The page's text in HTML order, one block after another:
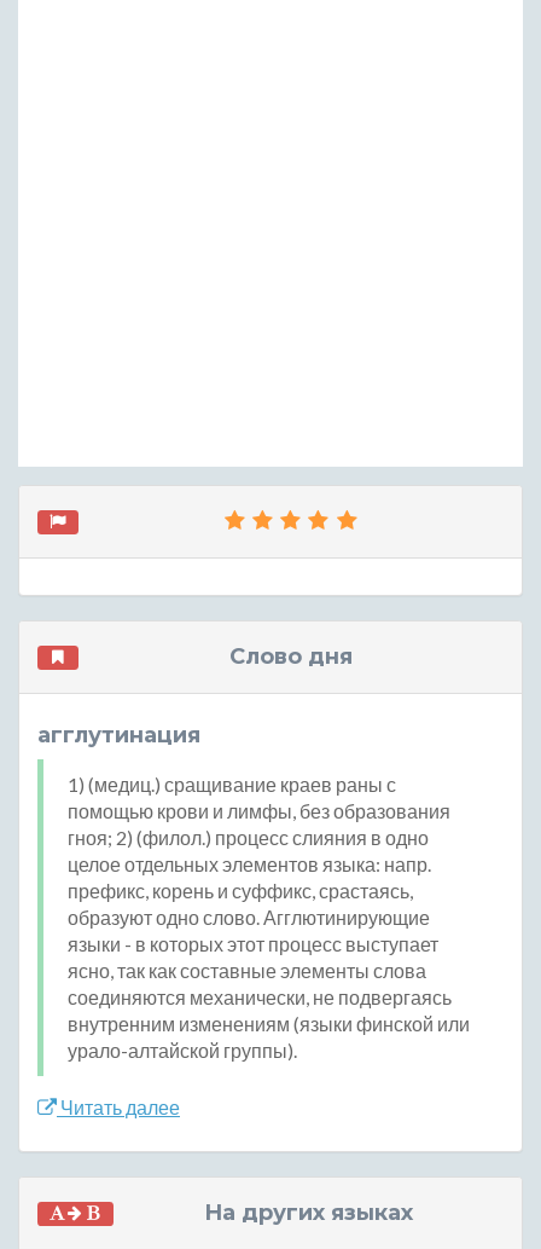
Слово дня
агглутинация
1) (медиц.) сращивание краев раны с
помощью крови и лимфы, без образования
гноя; 2) (филол.) процесс слияния в одно
целое отдельных элементов языка: напр.
префикс, корень и суффикс, срастаясь,
образуют одно слово. Агглютинирующие
языки - в которых этот процесс выступает
ясно, так как составные элементы слова
соединяются механически, не подвергаясь
внутренним изменениям (языки финской или
урало-алтайской группы).
Читать далее
На других языках